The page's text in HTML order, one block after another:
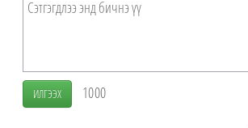
ИЛГЭЭХ 1000